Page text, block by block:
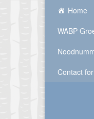
Home
WABP
Contact